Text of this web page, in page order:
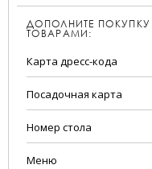
ДОПОЛНИТЕ
ТОВАРАМИ:
Карта дресс-кода
Посадочная карта
Номер стола
Меню